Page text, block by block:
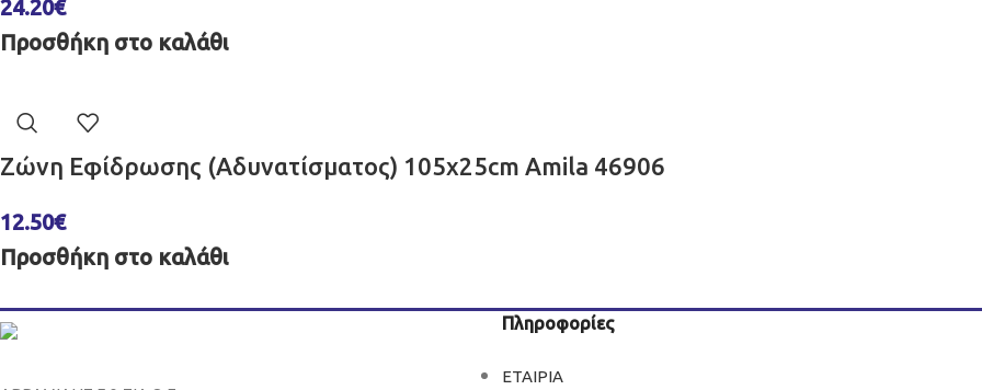
24.20€
Προσθήκη στο καλάθι
Ζώνη Εφίδρωσης (Αδυνατίσματος) 105x25cm Amila 46906
12.50€
Προσθήκη στο καλάθι
Πληροφορίες
ΕΤΑΙΡΙΑ